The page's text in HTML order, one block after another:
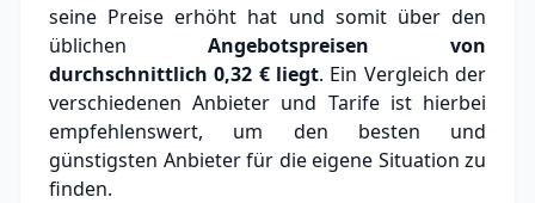
seine Preise erhöht hat und somit über den
üblichen Angebotspreisen von
durchschnittlich0,32 €liegt. Ein Vergleich der
verschiedenen Anbieter und Tarife ist hierbei
empfehlenswert, um den besten und
günstigsten Anbieter für die eigene Situation zu
finden.